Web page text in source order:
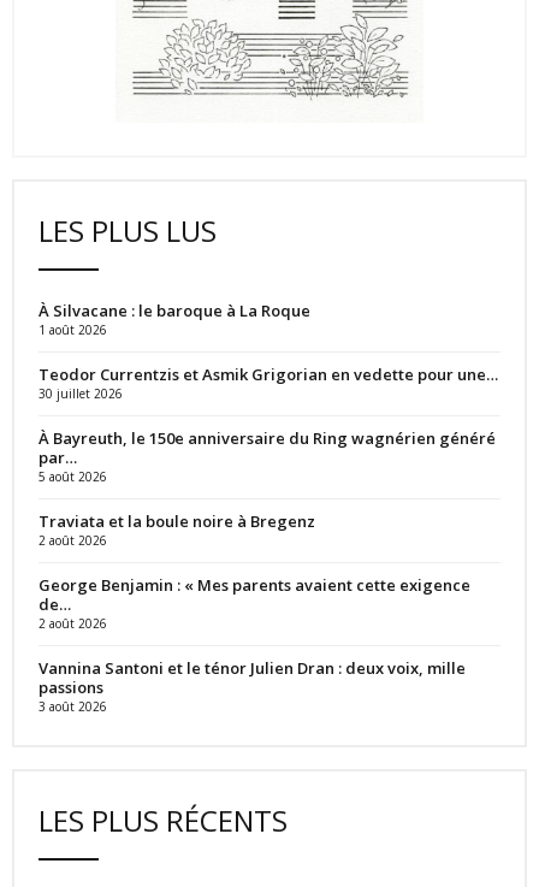
LES PLUS LUS
À Silvacane : le baroque à La Roque
1 août 2026
Teodor Currentzis et Asmik Grigorian en vedette pour une…
30 juillet 2026
À Bayreuth, le 150e anniversaire du Ring wagnérien généré
par…
5 août 2026
Traviata et la boule noire à Bregenz
2 août 2026
George Benjamin : « Mes parents avaient cette exigence
de…
2 août 2026
Vannina Santoni et le ténor Julien Dran : deux voix, mille
passions
3 août 2026
LES PLUS RÉCENTS